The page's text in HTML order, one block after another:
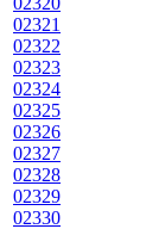
02321
02322
02323
02324
02325
02326
02327
02328
02329
02330